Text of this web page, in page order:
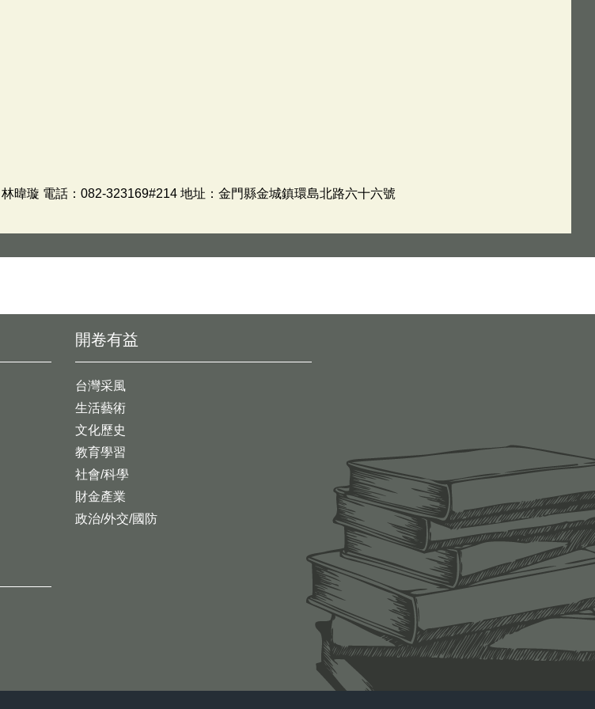
暐璇 電話：082-323169#214 地址：金門縣金城鎮環島北路六十六號
開卷有益
台灣采風
生活藝術
文化歷史
教育學習
社會/科學
財金產業
政治/外交/國防